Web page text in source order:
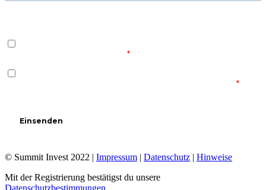
© Summit Invest 2022 | Impressum | Datenschutz | Hinweise
Mit der Registrierung bestätigst du unsere
Datenschutzbestimmungen